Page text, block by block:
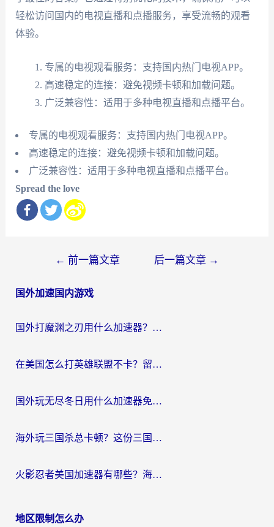
轻松访问国内的电视直播和点播服务，享受流畅的观看
体验。
专属的电视观看服务：支持国内热门电视APP。
高速稳定的连接：避免视频卡顿和加载问题。
广泛兼容性：适用于多种电视直播和点播平台。
专属的电视观看服务：支持国内热门电视APP。
高速稳定的连接：避免视频卡顿和加载问题。
广泛兼容性：适用于多种电视直播和点播平台。
Spread the love
导
← 前一篇文章 后一篇文章 →
国外加速国内游戏
国外打魔渊之刃用什么加速器？2026海外玩家国服游戏加速全攻略（附闪耀暖暖&复苏的魔女避坑指南）
在美国怎么打英雄联盟不卡？留学生亲测的国服游戏加速全攻略
国外玩无尽冬日用什么加速器免费？海外党国服游戏加速避坑指南
海外玩三国杀总卡顿？这份三国杀游戏加速器指南帮你告别延迟烦恼
火影忍者美国加速器有哪些？海外党亲测的国服游戏加速全攻略（含菲律宾玩三国之刃守望黎明技巧）
地区限制怎么办